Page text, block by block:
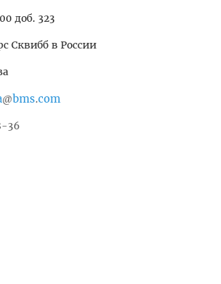
доб. 323
Сквибб в России
@bms.com
36